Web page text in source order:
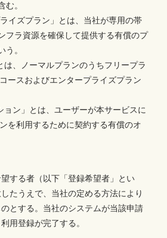
む。
イズプラン」とは、当社が専用の帯
フラ資源を確保して提供する有償のプ
う。
は、ノーマルプランのうちフリープラ
ースおよびエンタープライズプラン
ョン」とは、ユーザーが本サービスに
を利用するために契約する有償のオ
する者（以下「登録希望者」とい
たうえで、当社の定める方法により
とする。当社のシステムが当該申請
用登録が完了する。